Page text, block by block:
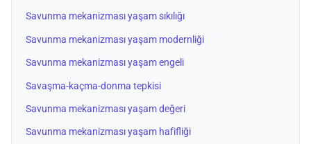
Savunma mekanizması yaşam sıkılığı
Savunma mekanizması yaşam modernliği
Savunma mekanizması yaşam engeli
Savaşma-kaçma-donma tepkisi
Savunma mekanizması yaşam değeri
Savunma mekanizması yaşam hafifliği